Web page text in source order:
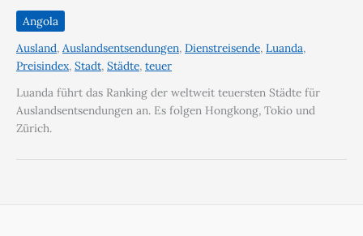
Angola
Ausland, Auslandsentsendungen, Dienstreisende, Luanda,
Preisindex, Stadt, Städte, teuer
Luanda führt das Ranking der weltweit teuersten Städte für
Auslandsentsendungen an. Es folgen Hongkong, Tokio und
Zürich.